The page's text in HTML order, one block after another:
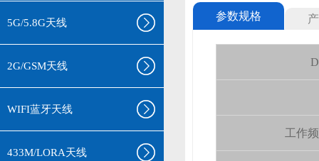
5G/5.8G天线
2G/GSM天线
WIFI蓝牙天线
433M/LORA天线
参数规格
工作